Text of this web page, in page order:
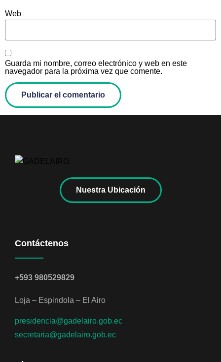
Web
Guarda mi nombre, correo electrónico y web en este
navegador para la próxima vez que comente.
Nuestra Ubicación
Contáctenos
+593 980529829
Loja – Espindola – El Airo
presidencia@gadelairo.gob.ec
secretaria@gadelairo.gob.ec